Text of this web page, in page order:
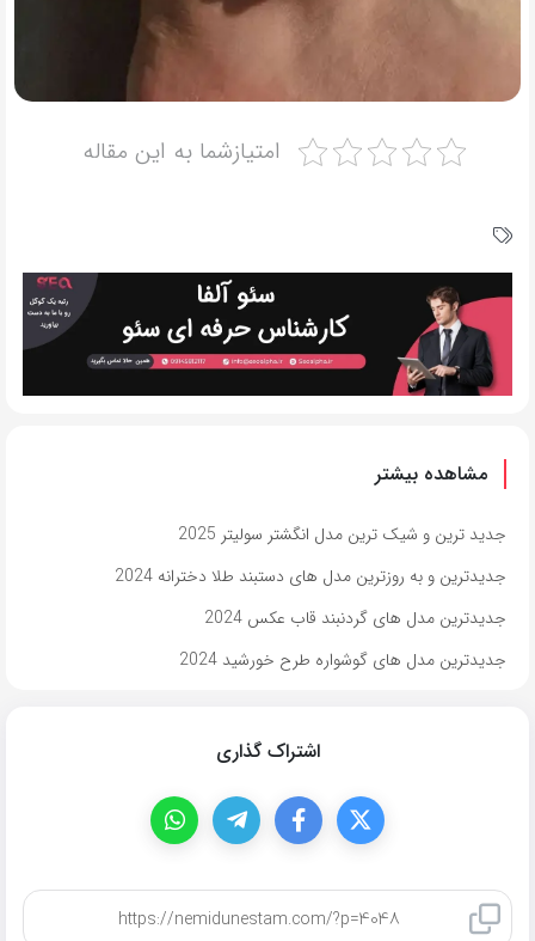
امتیازشما به این مقاله
مشاهده بیشتر
جدید ترین و شیک ترین مدل انگشتر سولیتر 2025
جدیدترین و به روزترین مدل های دستبند طلا دخترانه 2024
جدیدترین مدل های گردنبند قاب عکس 2024
جدیدترین مدل های گوشواره طرح خورشید 2024
اشتراک گذاری